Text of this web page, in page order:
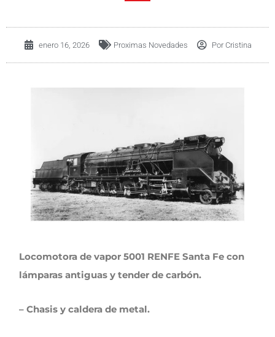
enero 16, 2026 Proximas Novedades Por Cristina
Locomotora de vapor 5001 RENFE Santa Fe con
lámparas antiguas y tender de carbón.
– Chasis y caldera de metal.